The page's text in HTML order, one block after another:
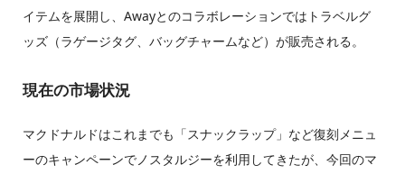
イテムを展開し、Awayとのコラボレーションではトラベルグ
ッズ（ラゲージタグ、バッグチャームなど）が販売される。
現在の市場状況
マクドナルドはこれまでも「スナックラップ」など復刻メニュ
ーのキャンペーンでノスタルジーを利用してきたが、今回のマ